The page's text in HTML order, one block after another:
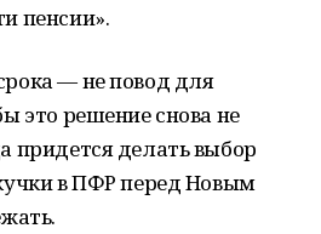
пенсии».
— не повод для
это решение снова не
придется делать выбор
в ПФР перед Новым